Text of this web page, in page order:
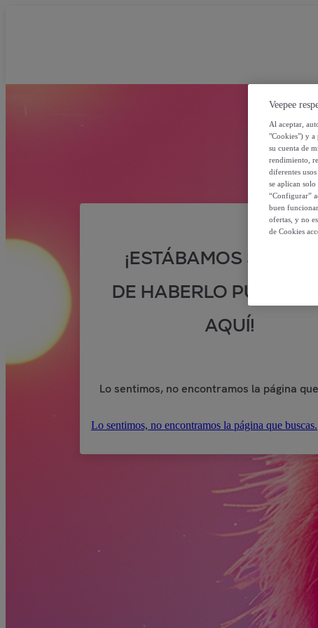
¡ESTÁBAMOS
DE HABERLO PUESTO
AQUÍ!
Lo sentimos, no encontramos la página
Lo sentimos, no encontramos la página que buscas.
Veepee
Al aceptar,
"Cookies") y a
su cuenta de
rendimiento,
diferentes
se aplican
“Configurar”
buen
ofertas, y no
de Cookies